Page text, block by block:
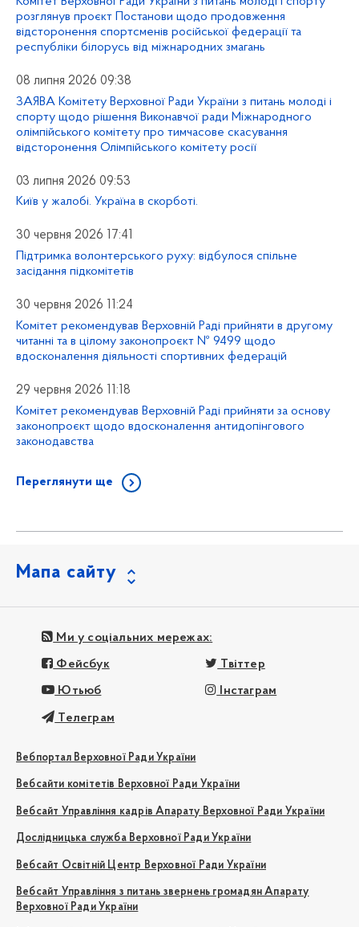
розглянув проєкт Постанови щодо продовження
відсторонення спортсменів російської федерації та
республіки білорусь від міжнародних змагань
08 липня 2026 09:38
ЗАЯВА Комітету Верховної Ради України з питань молоді і
спорту щодо рішення Виконавчої ради Міжнародного
олімпійського комітету про тимчасове скасування
відсторонення Олімпійського комітету росії
03 липня 2026 09:53
Київ у жалобі. Україна в скорботі.
30 червня 2026 17:41
Підтримка волонтерського руху: відбулося спільне
засідання підкомітетів
30 червня 2026 11:24
Комітет рекомендував Верховній Раді прийняти в другому
читанні та в цілому законопроєкт № 9499 щодо
вдосконалення діяльності спортивних федерацій
29 червня 2026 11:18
Комітет рекомендував Верховній Раді прийняти за основу
законопроєкт щодо вдосконалення антидопінгового
законодавства
Переглянути ще
Мапа сайту
Ми у соціальних мережах:
Фейсбук Твіттер
Ютьюб Інстаграм
Телеграм
Вебпортал Верховної Ради України
Вебсайти комітетів Верховної Ради України
Вебсайт Управління кадрів Апарату Верховної Ради України
Дослідницька служба Верховної Ради України
Вебсайт Освітній Центр Верховної Ради України
Вебсайт Управління з питань звернень громадян Апарату
Верховної Ради України